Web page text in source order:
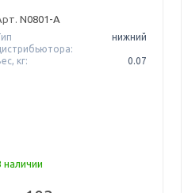
N0801-A
нижний
кг: 0.07
наличии